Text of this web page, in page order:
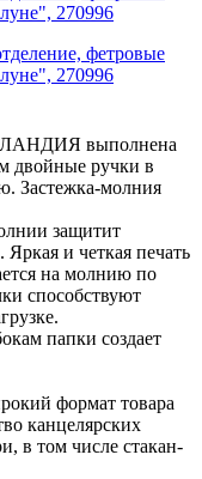
выполнена
двойные ручки в
Застежка-молния
защитит
и четкая печать
на молнию по
способствуют
папки создает
формат товара
канцелярских
в том числе стакан-